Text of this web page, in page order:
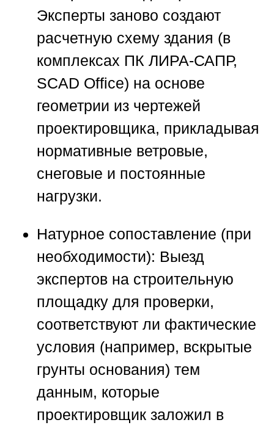
Эксперты заново создают
расчетную схему здания (в
комплексах ПК ЛИРА-САПР,
SCAD Office) на основе
геометрии из чертежей
проектировщика, прикладывая
нормативные ветровые,
снеговые и постоянные
нагрузки.
Натурное сопоставление (при
необходимости): Выезд
экспертов на строительную
площадку для проверки,
соответствуют ли фактические
условия (например, вскрытые
грунты основания) тем
данным, которые
проектировщик заложил в